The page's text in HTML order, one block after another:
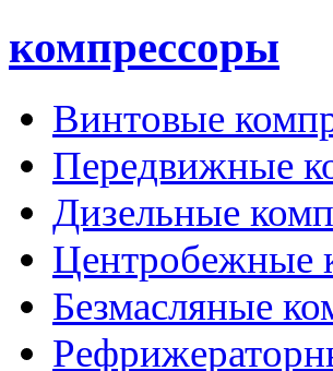
компрессоры
Винтовые
Передвижные
Дизельные
Центробежные
Безмасляные